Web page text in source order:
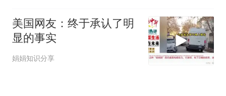
美国网友：终于承认了明
显的事实
娟娟知识分享